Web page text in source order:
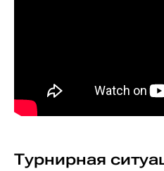
Турнирная